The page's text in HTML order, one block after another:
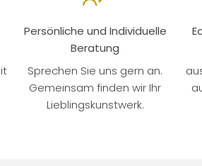
Persönliche und Individuelle
Beratung
Sprechen Sie uns gern an.
Gemeinsam finden wir Ihr
Lieblingskunstwerk.